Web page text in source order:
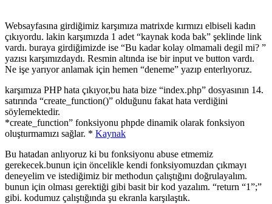
Websayfasına girdiğimiz karşımıza matrixde kırmızı elbiseli kadın
çıkıyordu. lakin karşımızda 1 adet “kaynak koda bak” şeklinde link
vardı. buraya girdiğimizde ise “Bu kadar kolay olmamali degil mi? ”
yazısı karşımızdaydı. Resmin altında ise bir input ve button vardı.
Ne işe yarıyor anlamak için hemen “deneme” yazıp enterlıyoruz.
karşımıza PHP hata çıkıyor,bu hata bize “index.php” dosyasının 14.
satırında “create_function()” olduğunu fakat hata verdiğini
söylemektedir.
*create_function” fonksiyonu phpde dinamik olarak fonksiyon
oluşturmamızı sağlar. * Kaynak
Bu hatadan anlıyoruz ki bu fonksiyonu abuse etmemiz
gerekecek.bunun için öncelikle kendi fonksiyomuzdan çıkmayı
deneyelim ve istediğimiz bir methodun çalıştığını doğrulayalım.
bunun için olması gerektiği gibi basit bir kod yazalım. “return “1”;”
gibi. kodumuz çalıştığında şu ekranla karşılaştık.